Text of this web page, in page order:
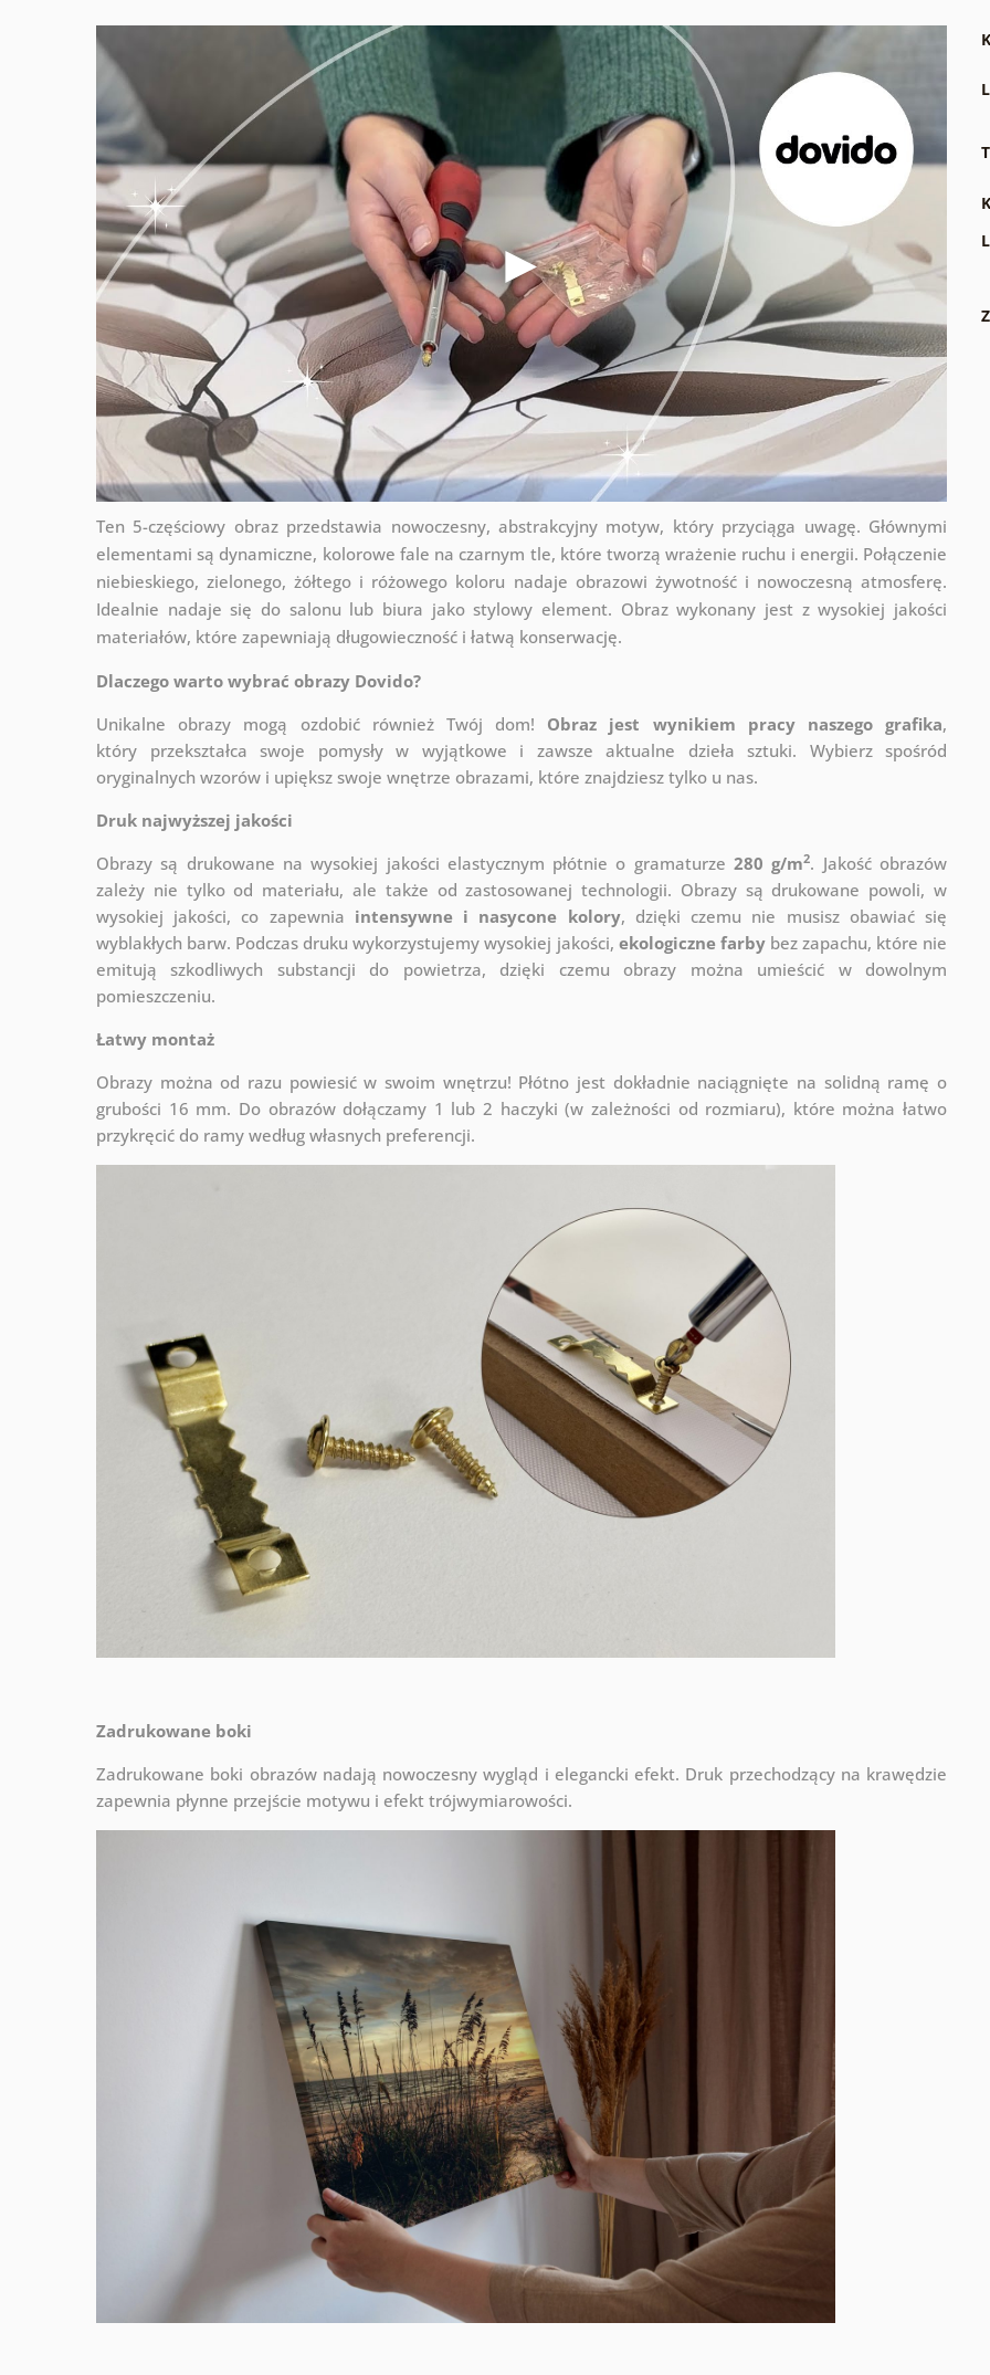
Ten 5-częściowy obraz przedstawia nowoczesny, abstrakcyjny motyw, który przyciąga uwagę. Głównymi
elementami są dynamiczne, kolorowe fale na czarnym tle, które tworzą wrażenie ruchu i energii. Połączenie
niebieskiego, zielonego, żółtego i różowego koloru nadaje obrazowi żywotność i nowoczesną atmosferę.
Idealnie nadaje się do salonu lub biura jako stylowy element. Obraz wykonany jest z wysokiej jakości
materiałów, które zapewniają długowieczność i łatwą konserwację.
Dlaczego warto wybrać obrazy Dovido?
Unikalne obrazy mogą ozdobić również Twój dom! Obraz jest wynikiem pracy naszego grafika,
który przekształca swoje pomysły w wyjątkowe i zawsze aktualne dzieła sztuki. Wybierz spośród
oryginalnych wzorów i upiększ swoje wnętrze obrazami, które znajdziesz tylko u nas.
Druk najwyższej jakości
Obrazy są drukowane na wysokiej jakości elastycznym płótnie o gramaturze280 g/m2. Jakość obrazów
zależy nie tylko od materiału, ale także od zastosowanej technologii. Obrazy są drukowane powoli, w
wysokiej jakości, co zapewnia intensywne i nasycone kolory, dzięki czemu nie musisz obawiać się
wyblakłych barw. Podczas druku wykorzystujemy wysokiej jakości, ekologiczne farbybez zapachu, które nie
emitują szkodliwych substancji do powietrza, dzięki czemu obrazy można umieścić w dowolnym
pomieszczeniu.
Łatwy montaż
Obrazy można od razu powiesić w swoim wnętrzu! Płótno jest dokładnie naciągnięte na solidną ramę o
grubości 16 mm. Do obrazów dołączamy 1 lub 2 haczyki (w zależności od rozmiaru), które można łatwo
przykręcić do ramy według własnych preferencji.
Zadrukowane boki
Zadrukowane boki obrazów nadają nowoczesny wygląd i elegancki efekt. Druk przechodzący na krawędzie
zapewnia płynne przejście motywu i efekt trójwymiarowości.